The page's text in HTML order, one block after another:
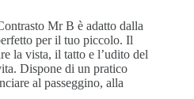
Mr B è adatto dalla
per il tuo piccolo. Il
la vista, il tatto e l’udito del
Dispone di un pratico
al passeggino, alla